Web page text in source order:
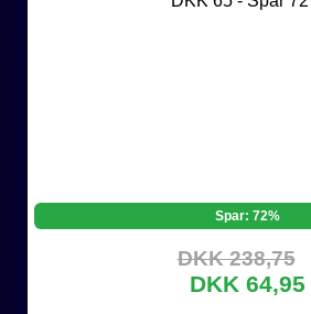
Spar: 72%
DKK 238,75
DKK 64,95